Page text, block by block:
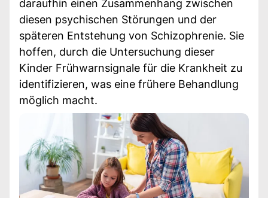
daraufhin einen Zusammenhang zwischen
diesen psychischen Störungen und der
späteren Entstehung von Schizophrenie. Sie
hoffen, durch die Untersuchung dieser
Kinder Frühwarnsignale für die Krankheit zu
identifizieren, was eine frühere Behandlung
möglich macht.